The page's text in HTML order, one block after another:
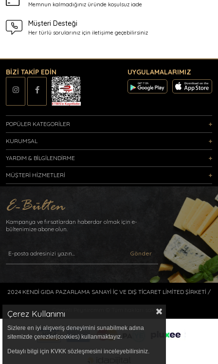
Memnun kalmadığınız üründe koşulsuz iade
Müşteri Desteği
Her türlü sorularınız için iletişime geçebilirsiniz
BİZİ TAKİP EDİN UYGULAMALARIMIZ
POPÜLER KATEGORİLER
KURUMSAL
YARDIM & BİLGİLENDİRME
MÜŞTERİ HİZMETLERİ
Kampanya ve fırsatlardan haberdar olmak için e-
bültenimize abone olun.
Gönder
2024 KENDİ GIDA PAZARLAMA SANAYİ İÇ VE DIŞ TİCARET LİMİTED ŞİRKETİ /
Gönenli Peynircmm © Tüm hakları saklıdır.
Çerez Kullanımı
Sizlere en iyi alışveriş deneyimini sunabilmek adına
sitemizde çerezler(cookies) kullanmaktayız.
Detaylı bilgi için KVKK sözleşmesini inceleyebilirsiniz.